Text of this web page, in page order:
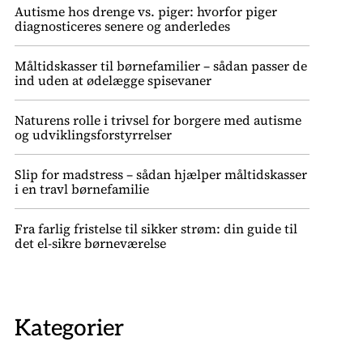
Autisme hos drenge vs. piger: hvorfor piger
diagnosticeres senere og anderledes
Måltidskasser til børnefamilier – sådan passer de
ind uden at ødelægge spisevaner
Naturens rolle i trivsel for borgere med autisme
og udviklingsforstyrrelser
Slip for madstress – sådan hjælper måltidskasser
i en travl børnefamilie
Fra farlig fristelse til sikker strøm: din guide til
det el-sikre børneværelse
Kategorier